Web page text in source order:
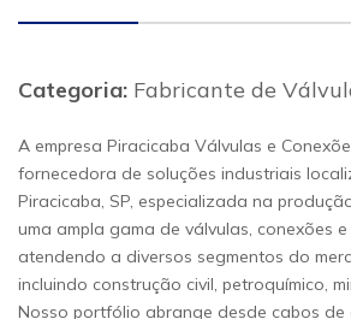
Categoria: Fabricante de
A empresa Piracicaba Válvulas e
fornecedora de soluções industriais
Piracicaba, SP, especializada na
uma ampla gama de válvulas, conexões
atendendo a diversos segmentos do
incluindo construção civil, petroquímico,
Nosso portfólio abrange desde cabos de